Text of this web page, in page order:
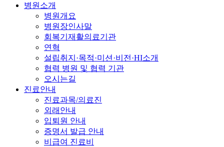
병원소개
병원개요
병원장인사말
회복기재활의료기관
연혁
설립취지·목적·미션·비전·HI소개
협력 병원 및 협력 기관
오시는길
진료안내
진료과목/의료진
외래안내
입퇴원 안내
증명서 발급 안내
비급여 진료비